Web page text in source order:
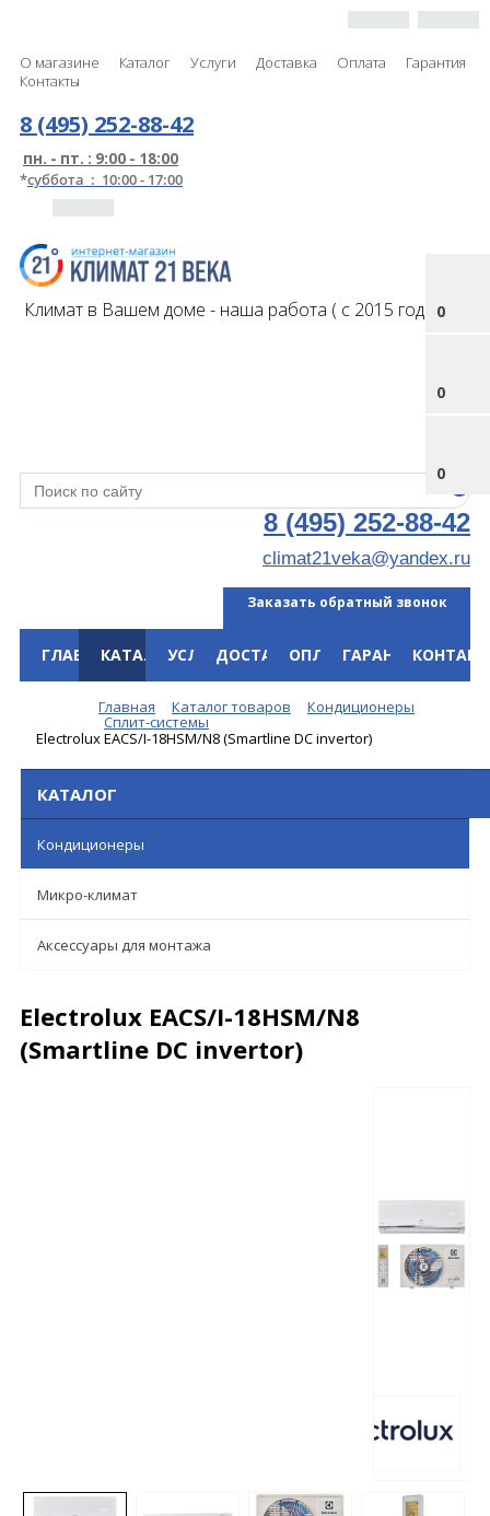
О магазине Каталог Услуги Доставка Оплата
Гарантия
Контакты
0
0
0
8 (495) 252-88-42
пн. - пт. : 9:00 - 18:00
*суббота : 10:00 - 17:00
Климат в Вашем доме - наша работа ( с 2015 года )
8 (495) 252-88-42
climat21veka@yandex.ru
Заказать обратный звонок
ГЛАВНАЯКАТАЛОГУСЛУГИДОСТАВКАОПЛАТАГАРАНТИЯ
Главная Каталог товаров Кондиционеры
Сплит-системы
Electrolux EACS/I-18HSM/N8 (Smartline DC invertor)
КАТАЛОГ
Кондиционеры
Микро-климат
Аксессуары для монтажа
Electrolux EACS/I-18HSM/N8
(Smartline DC invertor)